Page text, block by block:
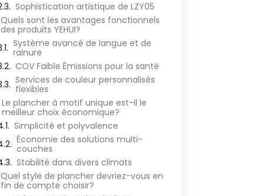
Sophistication artistique de LZY05
Quels sont les avantages fonctionnels
des produits YEHUI?
Système avancé de langue et de
rainure
COV Faible Émissions pour la santé
Services de couleur personnalisés
flexibles
Le plancher à motif unique est-il le
meilleur choix économique?
Simplicité et polyvalence
Économie des solutions multi-
couches
Stabilité dans divers climats
Quel style de plancher devriez-vous en
fin de compte choisir?